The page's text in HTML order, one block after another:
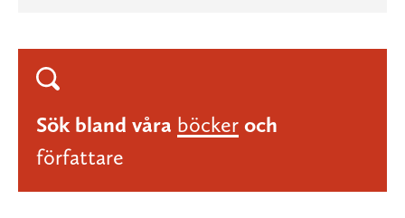
Sök bland våra böcker och
författare